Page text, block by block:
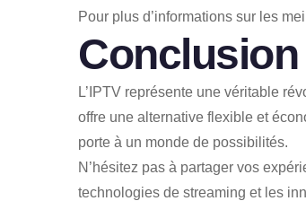
Pour plus d’informations sur les
Conclusion
L’IPTV représente une véritable
offre une alternative flexible et
porte à un monde de possibilités.
N’hésitez pas à partager vos
technologies de streaming et les